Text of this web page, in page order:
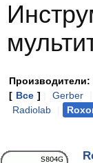
Производители:
[ Все ] Gerber
Radiolab